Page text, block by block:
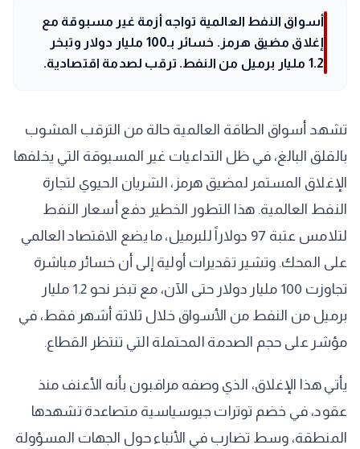
أسواق النفط العالمية تواجه أزمة غير مسبوقة مع
إغلاق مضيق هرمز. خسائر بـ100 مليار دولار وتبخر
1.2 مليار برميل من النفط. ترقب لصدمة اقتصادية.
تشهد أسواق الطاقة العالمية حالة من الترقب المشوب
بالقلق البالغ، في ظل التداعيات غير المسبوقة التي يخلفها
الإغلاق المستمر لمضيق هرمز، الشريان الحيوي لتجارة
النفط العالمية. هذا التطور الخطير دفع أسعار النفط
لتلامس عتبة 97 دولاراً للبرميل، ما يضع الاقتصاد العالمي
على المحك. وتشير تقديرات أولية إلى أن خسائر مباشرة
تجاوزت 100 مليار دولار حتى الآن، مع تبخر نحو 1.2 مليار
برميل من النفط من الأسواق خلال ثلاثة أشهر فقط، في
مؤشر على حجم الصدمة المحتملة التي تنتظر القطاع.
يأتي هذا الإغلاق، الذي وصفه مراقبون بأنه الأعنف منذ
عقود، في خضم توترات جيوسياسية متصاعدة تشهدها
المنطقة، وسط تضارب في الأنباء حول الجهات المسؤولة